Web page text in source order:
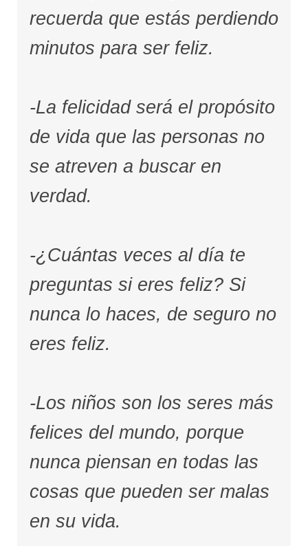
recuerda que estás perdiendo
minutos para ser feliz.
-La felicidad será el propósito
de vida que las personas no
se atreven a buscar en
verdad.
-¿Cuántas veces al día te
preguntas si eres feliz? Si
nunca lo haces, de seguro no
eres feliz.
-Los niños son los seres más
felices del mundo, porque
nunca piensan en todas las
cosas que pueden ser malas
en su vida.